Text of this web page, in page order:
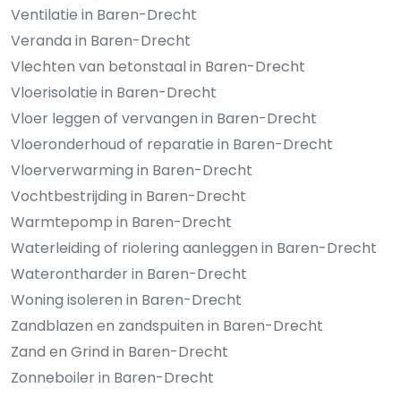
Ventilatie in Baren-Drecht
Veranda in Baren-Drecht
Vlechten van betonstaal in Baren-Drecht
Vloerisolatie in Baren-Drecht
Vloer leggen of vervangen in Baren-Drecht
Vloeronderhoud of reparatie in Baren-Drecht
Vloerverwarming in Baren-Drecht
Vochtbestrijding in Baren-Drecht
Warmtepomp in Baren-Drecht
Waterleiding of riolering aanleggen in Baren-Drecht
Waterontharder in Baren-Drecht
Woning isoleren in Baren-Drecht
Zandblazen en zandspuiten in Baren-Drecht
Zand en Grind in Baren-Drecht
Zonneboiler in Baren-Drecht